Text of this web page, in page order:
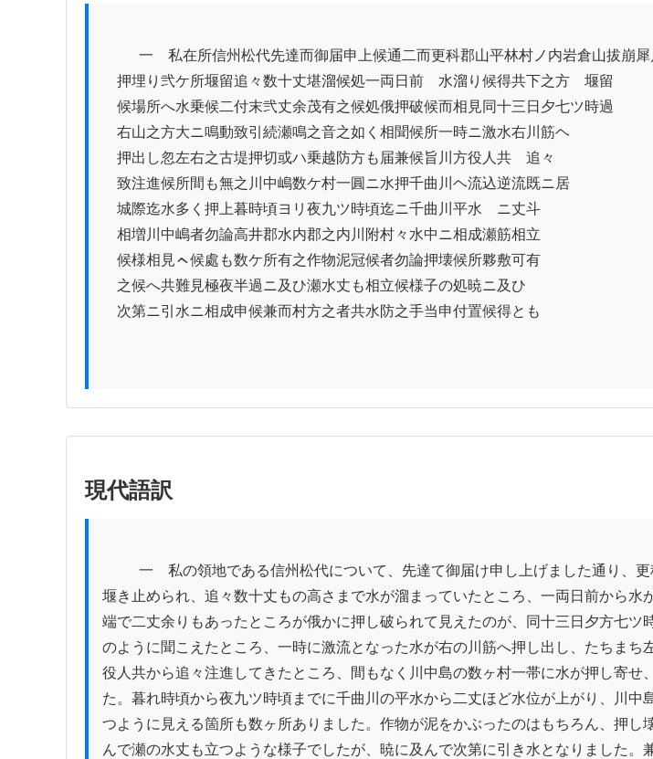
押埋り弐ケ所堰留追々数十丈堪溜候処一両日前ゟ水溜り候得共下之方ゟ堰留
候場所へ水乗候二付末弐丈余茂有之候処俄押破候而相見同十三日夕七ツ時過
右山之方大ニ鳴動致引続瀬鳴之音之如く相聞候所一時ニ激水右川筋ヘ
押出し忽左右之古堤押切或ハ乗越防方も届兼候旨川方役人共ゟ追々
致注進候所間も無之川中嶋数ケ村一圓ニ水押千曲川ヘ流込逆流既ニ居
城際迄水多く押上暮時頃ヨリ夜九ツ時頃迄ニ千曲川平水ゟニ丈斗
相増川中嶋者勿論高井郡水内郡之内川附村々水中ニ相成瀬筋相立
候様相見ㇸ候處も数ケ所有之作物泥冠候者勿論押壊候所夥敷可有
之候へ共難見極夜半過ニ及ひ瀬水丈も相立候様子の処暁ニ及ひ
次第ニ引水ニ相成申候兼而村方之者共水防之手当申付置候得とも
現代語訳
堰き止められ、追々数十丈もの高さまで水が溜まっていたところ、一両日前から
端で二丈余りもあったところが俄かに押し破られて見えたのが、同十三日夕方七
のように聞こえたところ、一時に激流となった水が右の川筋へ押し出し、たちま
役人共から追々注進してきたところ、間もなく川中島の数ヶ村一帯に水が押し寄
た。暮れ時頃から夜九ツ時頃までに千曲川の平水から二丈ほど水位が上がり、川
つように見える箇所も数ヶ所ありました。作物が泥をかぶったのはもちろん、押
んで瀬の水丈も立つような様子でしたが、暁に及んで次第に引き水となりました